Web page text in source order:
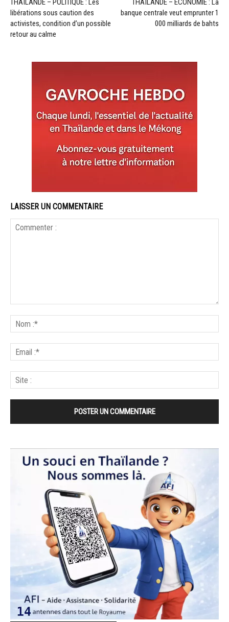
THAÏLANDE – POLITIQUE : Les
libérations sous caution des
activistes, condition d’un possible
retour au calme
THAÏLANDE – ÉCONOMIE : La
banque centrale veut emprunter 1
000 milliards de bahts
LAISSER UN COMMENTAIRE